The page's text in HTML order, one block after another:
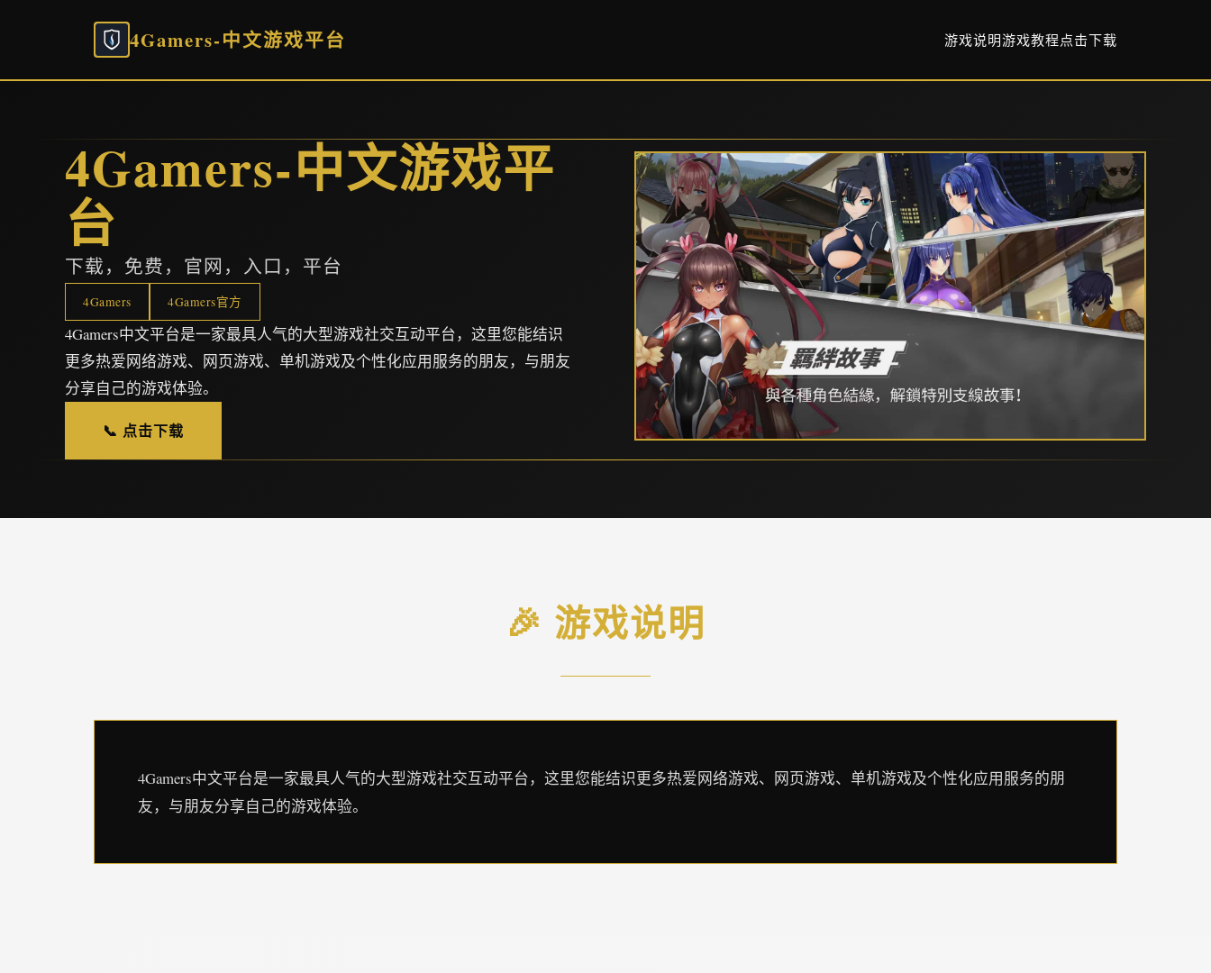
4Gamers-中文游戏平台 游戏说明游戏教程点击下载
4Gamers-中文游戏平
台
下载，免费，官网，入口，平台
4Gamers 4Gamers官方
4Gamers中文平台是一家最具人气的大型游戏社交互动平台，这里您能结识
更多热爱网络游戏、网页游戏、单机游戏及个性化应用服务的朋友，与朋友
分享自己的游戏体验。
📞 点击下载
🎉 游戏说明
4Gamers中文平台是一家最具人气的大型游戏社交互动平台，这里您能结识更多热爱网络游戏、网页游戏、单机游戏及个性化应用服务的朋
友，与朋友分享自己的游戏体验。